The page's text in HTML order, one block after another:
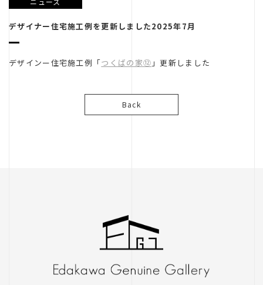
レントハウス
クローバーハウスセミナー
デザイナー住宅施工例を更新しました2025年7月
デザインー住宅施工例「つくばの家⑫ 」更新しました
Back